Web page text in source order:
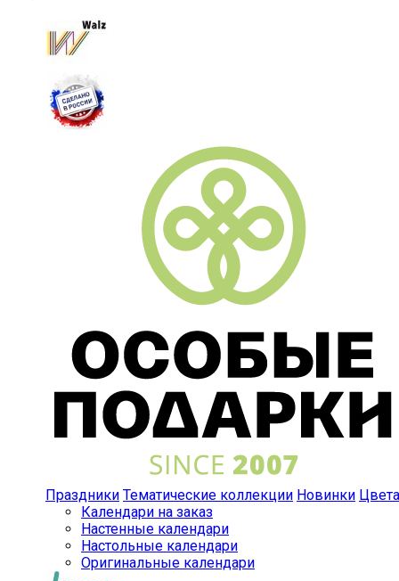
Праздники Тематические коллекции Новинки Цвета
Календари на заказ
Настенные календари
Настольные календари
Оригинальные календари